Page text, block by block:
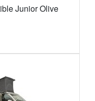
Junior Olive